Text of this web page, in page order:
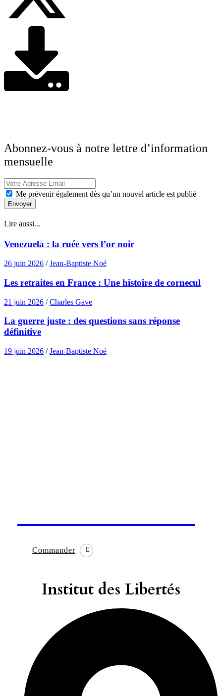
Abonnez-vous à notre lettre d’information
mensuelle
Me prévenir également dès qu’un nouvel article est publié
Envoyer
Lire aussi...
Venezuela : la ruée vers l’or noir
26 juin 2026 / Jean-Baptiste Noé
Les retraites en France : Une histoire de cornecul
21 juin 2026 / Charles Gave
La guerre juste : des questions sans réponse
définitive
19 juin 2026 / Jean-Baptiste Noé
Commander
Institut des Libertés